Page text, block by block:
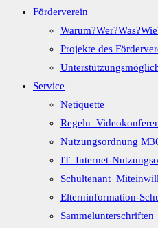
Förderverein
Projekte des
Service
Netiquette
Nutzungsordnung
IT_Internet-
Elterninformation-